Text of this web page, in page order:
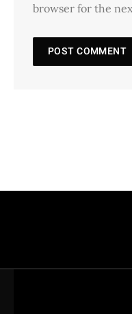
browser for the